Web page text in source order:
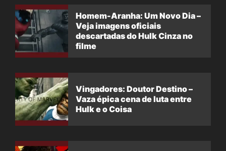
Homem-Aranha: Um Novo Dia –
Veja imagens oficiais
descartadas do Hulk Cinza no
filme
Vingadores: Doutor Destino –
Vaza épica cena de luta entre
Hulk e o Coisa